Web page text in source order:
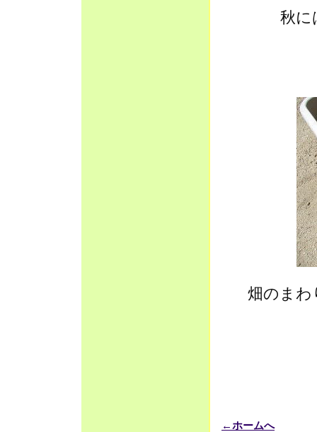
秋に
畑のまわ
←ホームへ